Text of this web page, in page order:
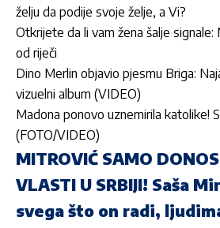
želju da podije svoje želje, a Vi?
Otkrijete da li vam žena šalje signale:
od riječi
Dino Merlin objavio pjesmu Briga:
vizuelni album (VIDEO)
Madona ponovo uznemirila katolike!
(FOTO/VIDEO)
MITROVIĆ SAMO
VLASTI U SRBIJI! Saša
svega što on radi,